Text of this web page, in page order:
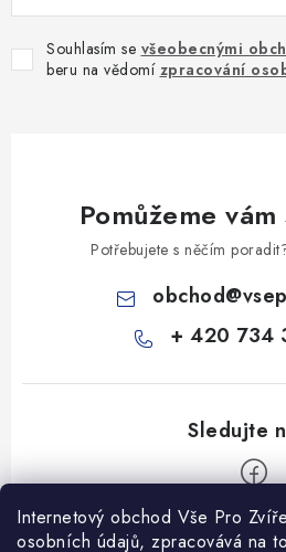
Internetový obchod Vše Pro
osobních údajů, zpracovává na
Souhlasím se všeobecnými
beru na vědomí zpracování
Pomůžeme
Potřebujete s něčím
obchod@
+ 420 734